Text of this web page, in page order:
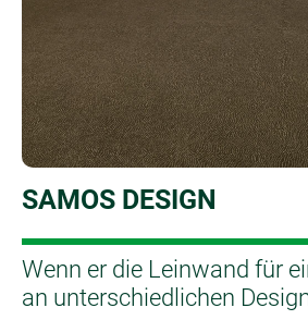
SAMOS DESIGN
Wenn er die Leinwand für
an unterschiedlichen